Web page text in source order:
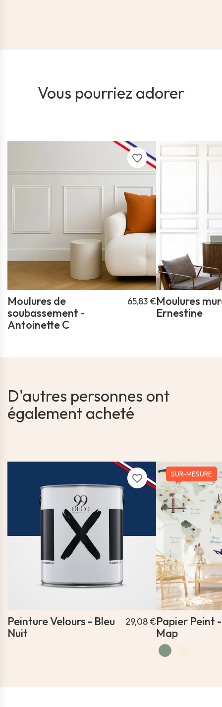
Vous pourriez adorer
favorite_border
Moulures de
soubassement -
Antoinette C
65,83 €Moulures
Ernestine
D'autres personnes ont
également acheté
favorite_border
Peinture Velours - Bleu
Nuit
29,08 €Papier Peint
Map
SUR-MESURE